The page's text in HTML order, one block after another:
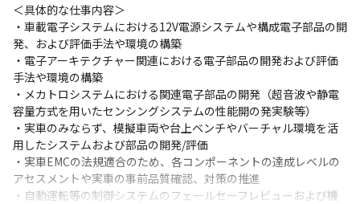
＜具体的な仕事内容＞
・車載電子システムにおける12V電源システムや構成電子部品の開
発、および評価手法や環境の構築
・電子アーキテクチャー関連における電子部品の開発および評価
手法や環境の構築
・メカトロシステムにおける関連電子部品の開発（超音波や静電
容量方式を用いたセンシングシステムの性能開の発実験等）
・実車のみならず、模擬車両や台上ベンチやバーチャル環境を活
用したシステムおよび部品の開発/評価
・実車EMCの法規適合のため、各コンポーネントの達成レベルの
アセスメントや実車の事前品質確認、対策の推進
・自動運転等の制御システムのフェールセーフレビューおよび機